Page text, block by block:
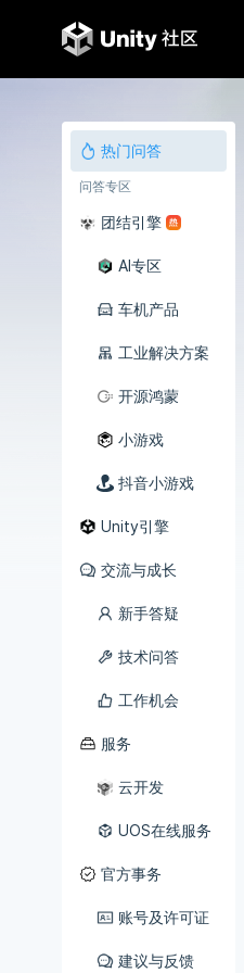
热门问答
问答专区
团结引擎
AI专区
车机产品
工业解决方案
开源鸿蒙
小游戏
抖音小游戏
Unity引擎
交流与成长
新手答疑
技术问答
工作机会
服务
云开发
UOS在线服务
官方事务
账号及许可证
建议与反馈